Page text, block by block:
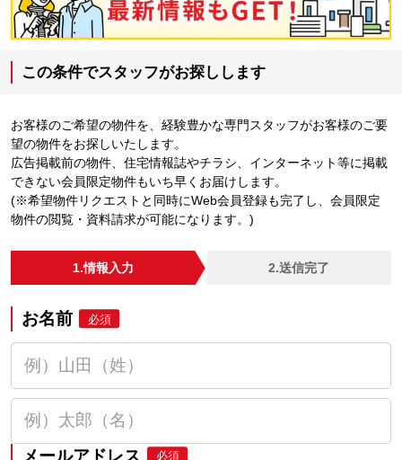
この条件でスタッフがお探しします
お客様のご希望の物件を、経験豊かな専門スタッフがお客様のご要
望の物件をお探しいたします。
広告掲載前の物件、住宅情報誌やチラシ、インターネット等に掲載
できない会員限定物件もいち早くお届けします。
(※希望物件リクエストと同時にWeb会員登録も完了し、会員限定
物件の閲覧・資料請求が可能になります。)
1.情報入力 2.送信完了
お名前 必須
必須